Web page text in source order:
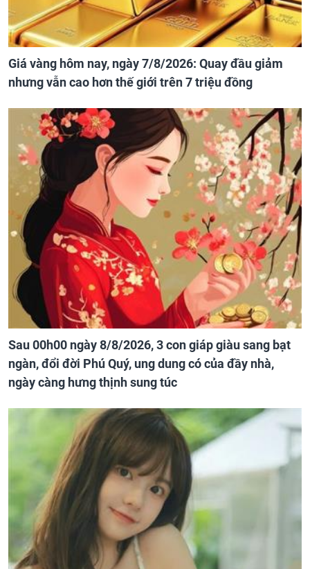
Giá vàng hôm nay, ngày 7/8/2026: Quay đầu giảm
nhưng vẫn cao hơn thế giới trên 7 triệu đồng
Sau 00h00 ngày 8/8/2026, 3 con giáp giàu sang bạt
ngàn, đổi đời Phú Quý, ung dung có của đầy nhà,
ngày càng hưng thịnh sung túc